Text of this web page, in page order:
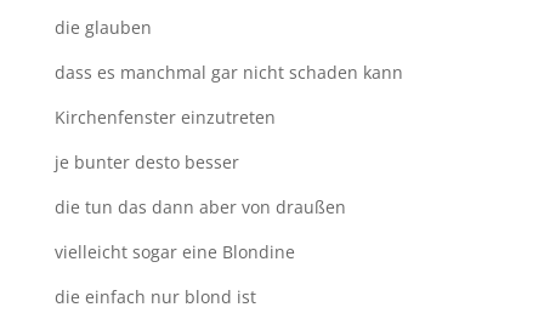
die glauben
dass es manchmal gar nicht schaden kann
Kirchenfenster einzutreten
je bunter desto besser
die tun das dann aber von draußen
vielleicht sogar eine Blondine
die einfach nur blond ist